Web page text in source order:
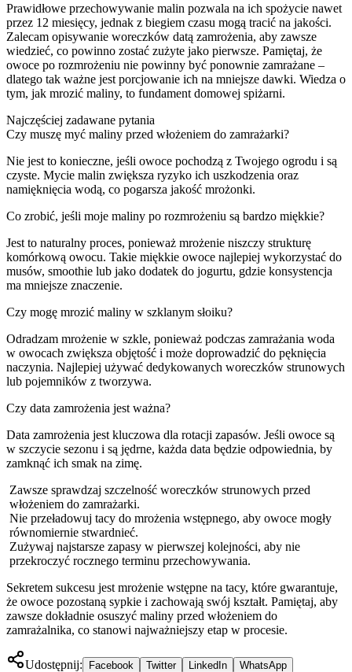
Prawidłowe przechowywanie malin pozwala na ich spożycie nawet
przez 12 miesięcy, jednak z biegiem czasu mogą tracić na jakości.
Zalecam opisywanie woreczków datą zamrożenia, aby zawsze
wiedzieć, co powinno zostać zużyte jako pierwsze. Pamiętaj, że
owoce po rozmrożeniu nie powinny być ponownie zamrażane –
dlatego tak ważne jest porcjowanie ich na mniejsze dawki. Wiedza o
tym, jak mrozić maliny, to fundament domowej spiżarni.
Najczęściej zadawane pytania
Czy muszę myć maliny przed włożeniem do zamrażarki?
Nie jest to konieczne, jeśli owoce pochodzą z Twojego ogrodu i są
czyste. Mycie malin zwiększa ryzyko ich uszkodzenia oraz
namięknięcia wodą, co pogarsza jakość mrożonki.
Co zrobić, jeśli moje maliny po rozmrożeniu są bardzo miękkie?
Jest to naturalny proces, ponieważ mrożenie niszczy strukturę
komórkową owocu. Takie miękkie owoce najlepiej wykorzystać do
musów, smoothie lub jako dodatek do jogurtu, gdzie konsystencja
ma mniejsze znaczenie.
Czy mogę mrozić maliny w szklanym słoiku?
Odradzam mrożenie w szkle, ponieważ podczas zamrażania woda
w owocach zwiększa objętość i może doprowadzić do pęknięcia
naczynia. Najlepiej używać dedykowanych woreczków strunowych
lub pojemników z tworzywa.
Czy data zamrożenia jest ważna?
Data zamrożenia jest kluczowa dla rotacji zapasów. Jeśli owoce są
w szczycie sezonu i są jędrne, każda data będzie odpowiednia, by
zamknąć ich smak na zimę.
Zawsze sprawdzaj szczelność woreczków strunowych przed
włożeniem do zamrażarki.
Nie przeładowuj tacy do mrożenia wstępnego, aby owoce mogły
równomiernie stwardnieć.
Zużywaj najstarsze zapasy w pierwszej kolejności, aby nie
przekroczyć rocznego terminu przechowywania.
Sekretem sukcesu jest mrożenie wstępne na tacy, które gwarantuje,
że owoce pozostaną sypkie i zachowają swój kształt. Pamiętaj, aby
zawsze dokładnie osuszyć maliny przed włożeniem do
zamrażalnika, co stanowi najważniejszy etap w procesie.
Udostępnij: Facebook Twitter LinkedIn WhatsApp